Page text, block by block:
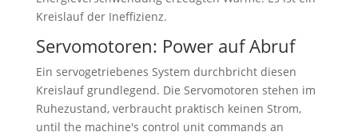
Kreislauf der Ineffizienz.
Servomotoren: Power auf Abruf
Ein servogetriebenes System durchbricht diesen
Kreislauf grundlegend. Die Servomotoren stehen im
Ruhezustand, verbraucht praktisch keinen Strom,
until the machine's control unit commands an